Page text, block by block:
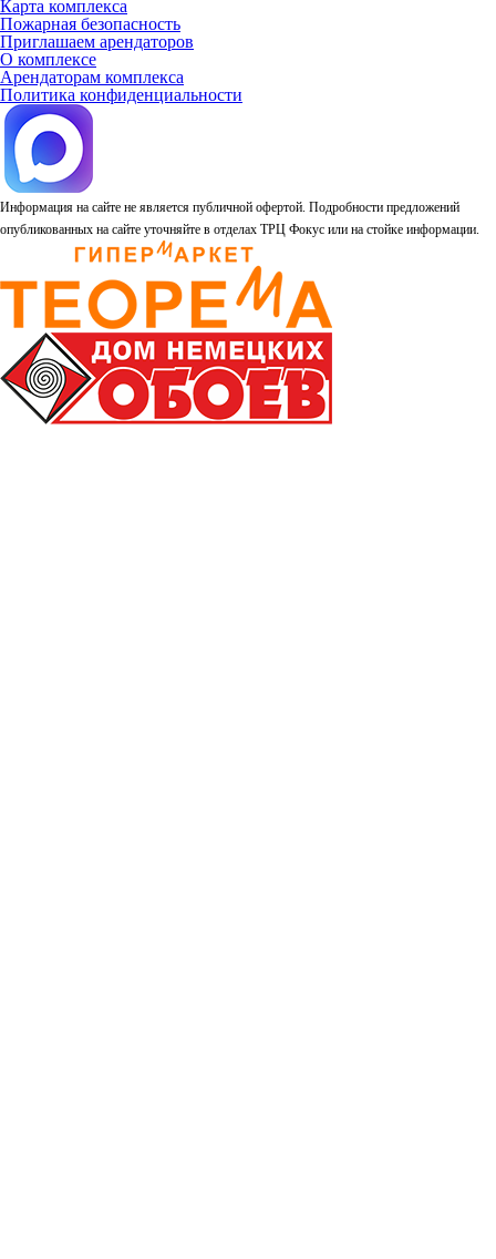
Карта комплекса
Пожарная безопасность
Приглашаем арендаторов
О комплексе
Арендаторам комплекса
Политика конфиденциальности
Информация на сайте не является публичной офертой. Подробности предложений
опубликованных на сайте уточняйте в отделах ТРЦ Фокус или на стойке информации.